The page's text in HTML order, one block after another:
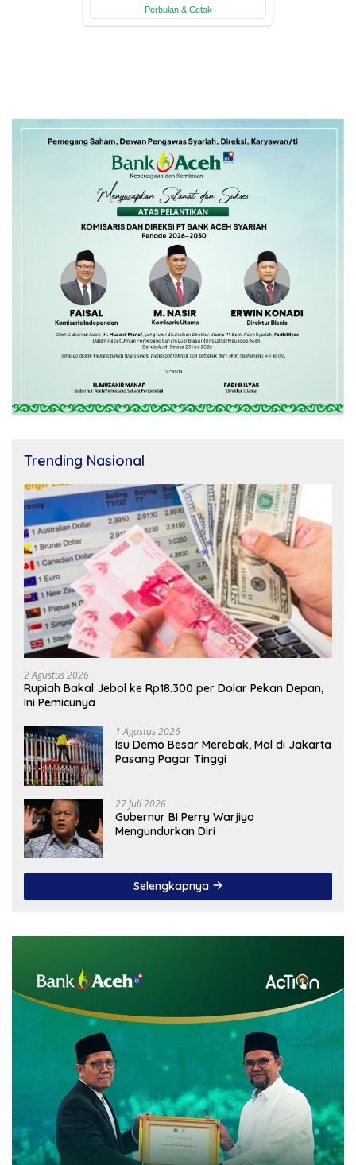
Trending Nasional
2 Agustus 2026
Rupiah Bakal Jebol ke Rp18.300 per Dolar Pekan Depan,
Ini Pemicunya
1 Agustus 2026
Isu Demo Besar Merebak, Mal di Jakarta
Pasang Pagar Tinggi
27 Juli 2026
Gubernur BI Perry Warjiyo
Mengundurkan Diri
Selengkapnya